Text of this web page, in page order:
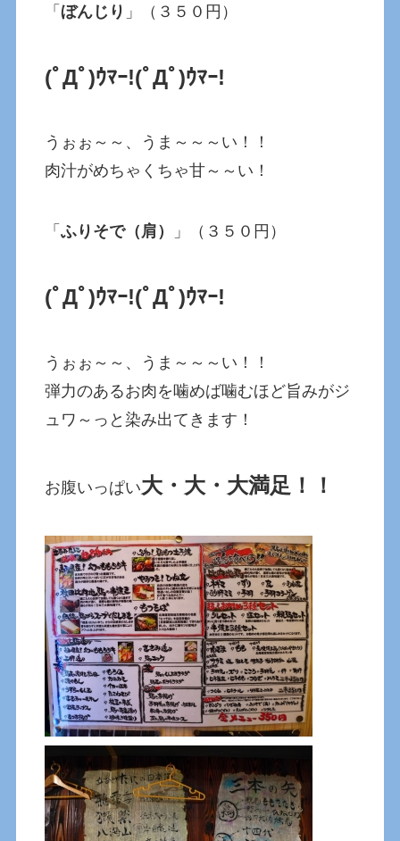
「ぼんじり 」（３５０円）
(ﾟДﾟ)ｳﾏｰ!(ﾟДﾟ)ｳﾏｰ!
うぉぉ～～、うま～～～い！！
肉汁がめちゃくちゃ甘～～い！
「ふりそで（肩） 」（３５０円）
(ﾟДﾟ)ｳﾏｰ!(ﾟДﾟ)ｳﾏｰ!
うぉぉ～～、うま～～～い！！
弾力のあるお肉を噛めば噛むほど旨みがジ
ュワ～っと染み出てきます！
お腹いっぱい大・大・大満足！！